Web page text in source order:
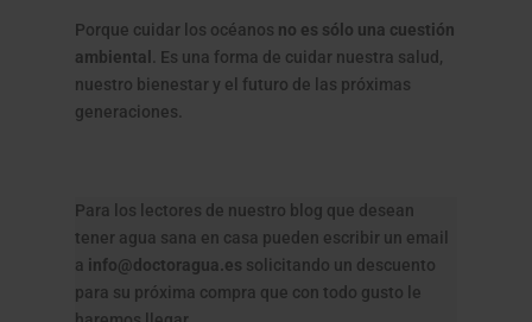
Porque cuidar los océanos no es sólo una cuestión
ambiental
. Es una forma de cuidar nuestra salud,
nuestro bienestar y el futuro de las próximas
generaciones.
Para los lectores de nuestro blog que desean
tener agua sana en casa pueden escribir un email
a info@doctoragua.es solicitando un descuento
para su próxima compra que con todo gusto le